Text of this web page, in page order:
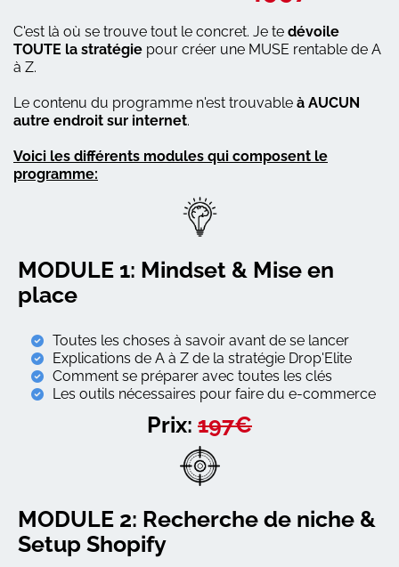
C'est là où se trouve tout le concret. Je te dévoile
TOUTE la stratégie pour créer une MUSE rentable de A
à Z.
Le contenu du programme n'est trouvable à AUCUN
autre endroit sur internet.
Voici les différents modules qui composent le
programme:
MODULE 1: Mindset & Mise en
place
Toutes les choses à savoir avant de se lancer
Explications de A à Z de la stratégie Drop'Elite
Comment se préparer avec toutes les clés
Les outils nécessaires pour faire du e-commerce
Prix: 197€
MODULE 2: Recherche de niche &
Setup Shopify